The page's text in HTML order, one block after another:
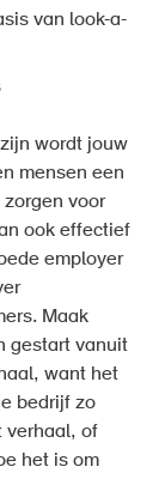
van look-a-
wordt jouw
mensen een
voor
ook effectief
employer
Maak
gestart vanuit
want het
bedrijf zo
verhaal, of
het is om